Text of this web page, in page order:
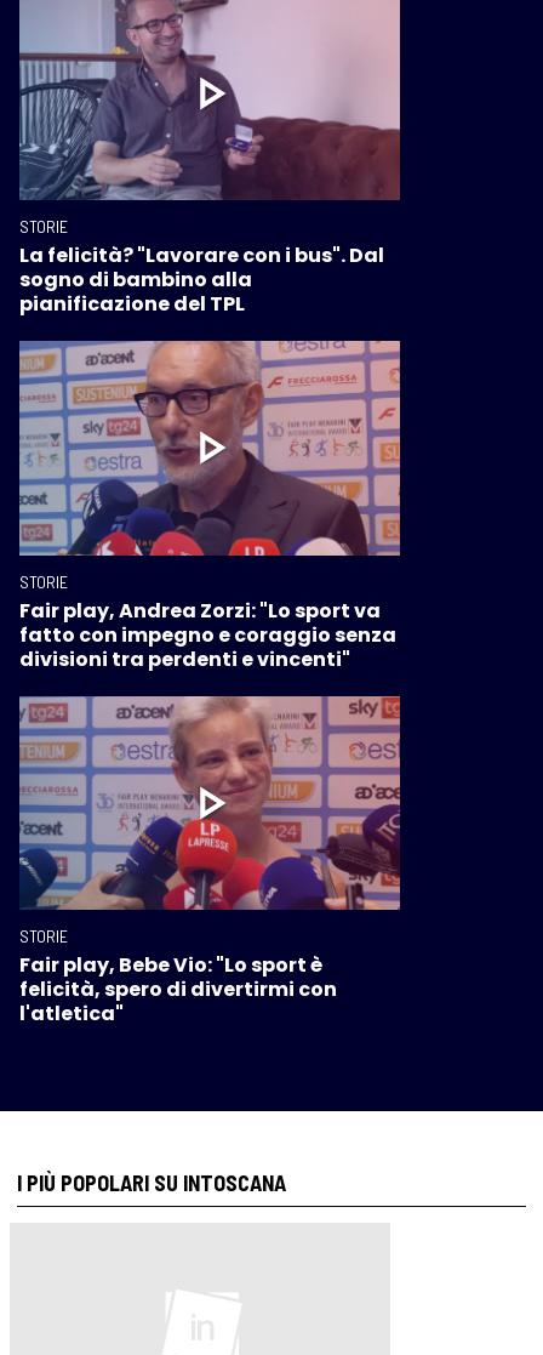
STORIE
La felicità? "Lavorare con i bus". Dal
sogno di bambino alla
pianificazione del TPL
STORIE
Fair play, Andrea Zorzi: "Lo sport va
fatto con impegno e coraggio senza
divisioni tra perdenti e vincenti"
STORIE
Fair play, Bebe Vio: "Lo sport è
felicità, spero di divertirmi con
l'atletica"
I PIÙ POPOLARI SU INTOSCANA